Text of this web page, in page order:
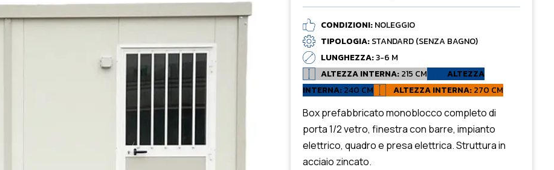
CONDIZIONI:NOLEGGIO
TIPOLOGIA:STANDARD (SENZA BAGNO)
LUNGHEZZA:3-6 M
ALTEZZA INTERNA:215 CM
ALTEZZA
INTERNA:240 CM ALTEZZA INTERNA:270 CM
Box prefabbricato monoblocco completo di
porta 1/2 vetro, finestra con barre, impianto
elettrico, quadro e presa elettrica. Struttura in
acciaio zincato.